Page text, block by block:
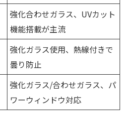
強化合わせガラス、UVカット
機能搭載が主流
強化ガラス使用、熱線付きで
曇り防止
強化ガラス/合わせガラス、パ
ワーウィンドウ対応